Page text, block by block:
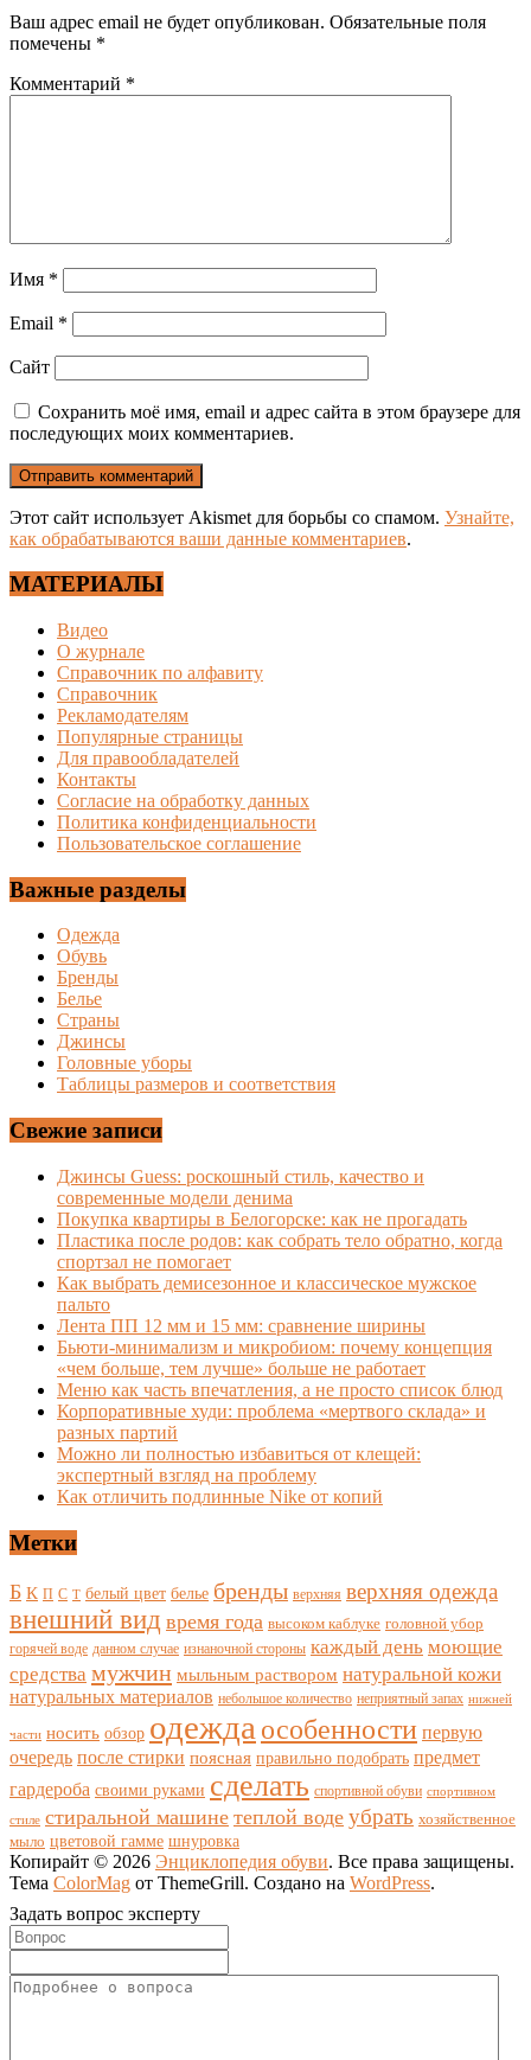
Ваш адрес email не будет опубликован. Обязательные поля
помечены *
Комментарий *
Имя *
Email *
Сайт
Сохранить моё имя, email и адрес сайта в этом браузере для
последующих моих комментариев.
Этот сайт использует Akismet для борьбы со спамом. Узнайте,
как обрабатываются ваши данные комментариев.
МАТЕРИАЛЫ
Видео
О журнале
Справочник по алфавиту
Справочник
Рекламодателям
Популярные страницы
Для правообладателей
Контакты
Согласие на обработку данных
Политика конфиденциальности
Пользовательское соглашение
Важные разделы
Одежда
Обувь
Бренды
Белье
Страны
Джинсы
Головные уборы
Таблицы размеров и соответствия
Свежие записи
Джинсы Guess: роскошный стиль, качество и
современные модели денима
Покупка квартиры в Белогорске: как не прогадать
Пластика после родов: как собрать тело обратно, когда
спортзал не помогает
Как выбрать демисезонное и классическое мужское
пальто
Лента ПП 12 мм и 15 мм: сравнение ширины
Бьюти-минимализм и микробиом: почему концепция
«чем больше, тем лучше» больше не работает
Меню как часть впечатления, а не просто список блюд
Корпоративные худи: проблема «мертвого склада» и
разных партий
Можно ли полностью избавиться от клещей:
экспертный взгляд на проблему
Как отличить подлинные Nike от копий
Метки
Б К П С Т белый цвет белье бренды верхняя верхняя одежда
внешний вид время года высоком каблуке головной убор
горячей воде данном случае изнаночной стороны каждый день моющие
средства мужчин мыльным раствором натуральной кожи
натуральных материалов небольшое количество неприятный запах нижней
части носить обзор одежда особенности первую
очередь после стирки поясная правильно подобрать предмет
гардероба своими руками сделать спортивной обуви спортивном
стиле стиральной машине теплой воде убрать хозяйственное
мыло цветовой гамме шнуровка
Копирайт © 2026 Энциклопедия обуви. Все права защищены.
Тема ColorMag от ThemeGrill. Создано на WordPress.
Задать вопрос эксперту